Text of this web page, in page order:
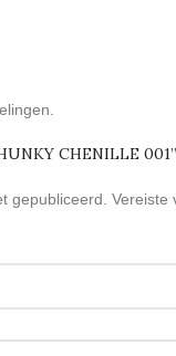
CHENILLE
gepubliceerd. Vereiste